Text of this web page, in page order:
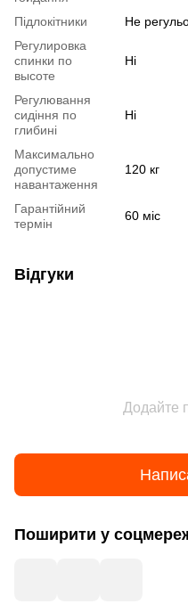
Підлокітники
Не
Регулировка
спинки по
высоте
Ні
Регулювання
сидіння по
глибині
Ні
Максимально
допустиме
навантаження
120 кг
Гарантійний
термін
60 міс
Відгуки
Додайте
Поширити у